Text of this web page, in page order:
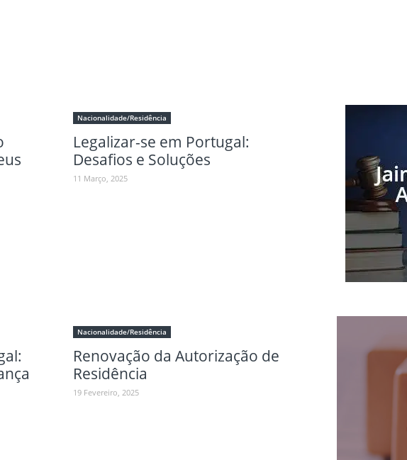
Nacionalidade/Residência
Legalizar-se em Portugal:
Desafios e Soluções
11 Março, 2025
Nacionalidade/Residência
Renovação da Autorização de
Residência
19 Fevereiro, 2025